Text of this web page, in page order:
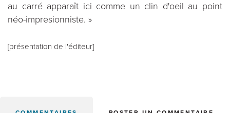
au carré apparaît ici comme un clin d'oeil au point
néo-impresionniste. »
[présentation de l'éditeur]